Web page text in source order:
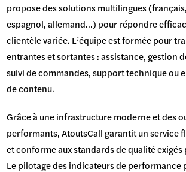
propose des solutions multilingues
espagnol, allemand...) pour répondre
clientèle variée. L’équipe est formée pour
entrantes et sortantes : assistance, gestion
suivi de commandes, support technique ou
de contenu.
Grâce à une infrastructure moderne et des
performants, AtoutsCall garantit un service
et conforme aux standards de qualité exigés
Le pilotage des indicateurs de performance